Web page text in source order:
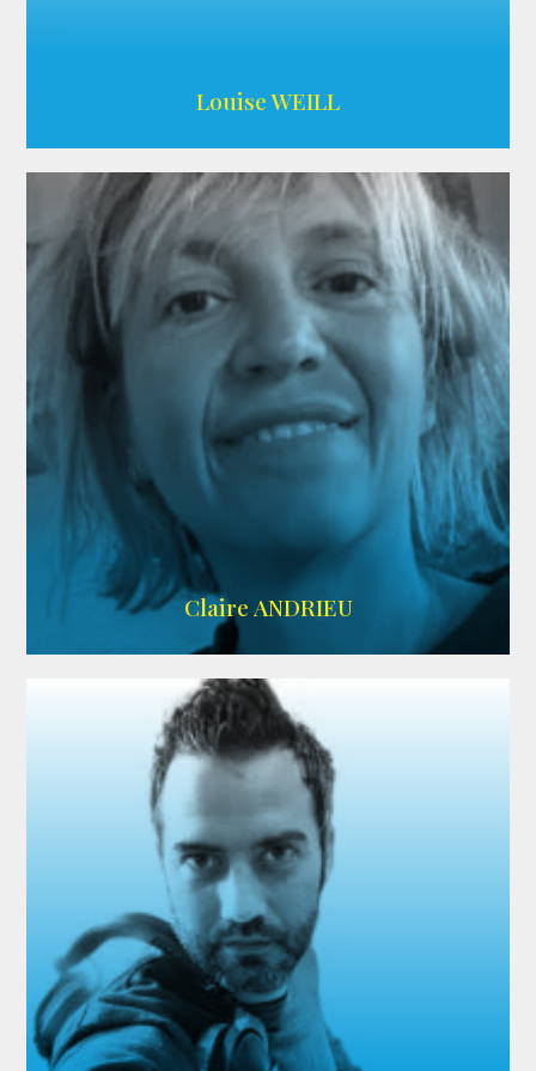
Louise WEILL
AGENCE ADÉQUAT
Claire ANDRIEU